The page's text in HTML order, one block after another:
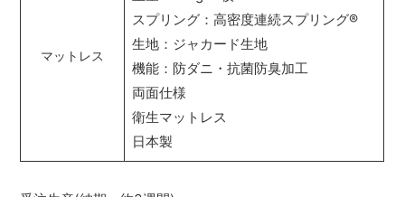
マットレス
スプリング：高密度連続スプリング®
生地：ジャカード生地
機能：防ダニ・抗菌防臭加工
両面仕様
衛生マットレス
日本製